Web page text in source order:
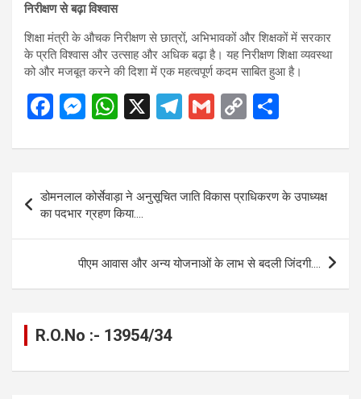
निरीक्षण से बढ़ा विश्वास
शिक्षा मंत्री के औचक निरीक्षण से छात्रों, अभिभावकों और शिक्षकों में सरकार
के प्रति विश्वास और उत्साह और अधिक बढ़ा है। यह निरीक्षण शिक्षा व्यवस्था
को और मजबूत करने की दिशा में एक महत्वपूर्ण कदम साबित हुआ है।
F
ce
o
o
M
se
n
g
er
W
at
s
A
p
p
X
T
e
gr
a
m
G
ail
C
py
Li
n
k
ar
e
Post
navigation
डोमनलाल कोर्सेवाड़ा ने अनुसूचित जाति विकास प्राधिकरण के उपाध्यक्ष
का पदभार ग्रहण किया….
पीएम आवास और अन्य योजनाओं के लाभ से बदली जिंदगी….
R.O.No :- 13954/34